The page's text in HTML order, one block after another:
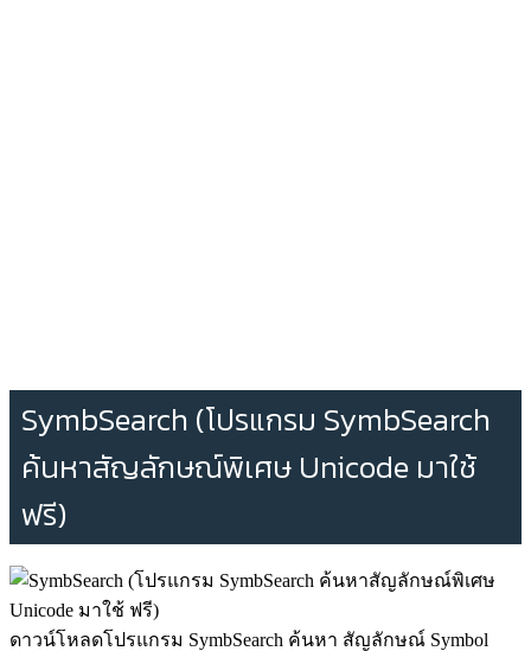
SymbSearch (โปรแกรม SymbSearch
ค้นหาสัญลักษณ์พิเศษ Unicode มาใช้
ฟรี)
ดาวน์โหลดโปรแกรม SymbSearch ค้นหา สัญลักษณ์ Symbol